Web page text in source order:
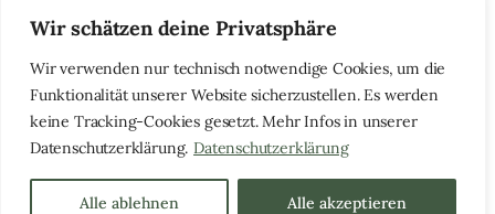
Wir schätzen deine Privatsphäre
Wir verwenden nur technisch notwendige Cookies, um die
Funktionalität unserer Website sicherzustellen. Es werden
keine Tracking-Cookies gesetzt. Mehr Infos in unserer
Datenschutzerklärung. Datenschutzerklärung
Alle ablehnen Alle akzeptieren